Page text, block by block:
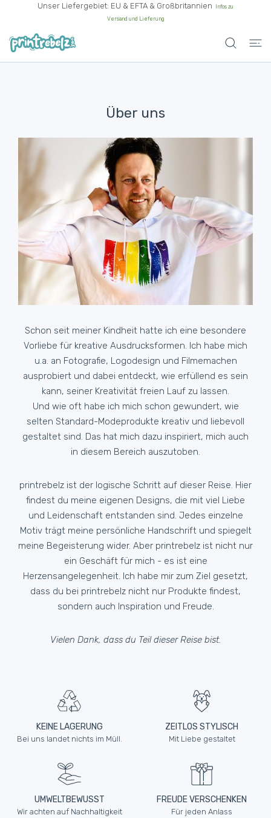
Unser Liefergebiet: EU & EFTA & Großbritannien
Infos zu
Versand und Lieferung
Über uns
Schon seit meiner Kindheit hatte ich eine besondere
Vorliebe für kreative Ausdrucksformen. Ich habe mich
u.a. an Fotografie, Logodesign und Filmemachen
ausprobiert und dabei entdeckt, wie erfüllend es sein
kann, seiner Kreativität freien Lauf zu lassen.
Und wie oft habe ich mich schon gewundert, wie
selten Standard-Modeprodukte kreativ und liebevoll
gestaltet sind. Das hat mich dazu inspiriert, mich auch
in diesem Bereich auszutoben.
printrebelz ist der logische Schritt auf dieser Reise. Hier
findest du meine eigenen Designs, die mit viel Liebe
und Leidenschaft entstanden sind. Jedes einzelne
Motiv trägt meine persönliche Handschrift und spiegelt
meine Begeisterung wider. Aber printrebelz ist nicht nur
ein Geschäft für mich - es ist eine
Herzensangelegenheit. Ich habe mir zum Ziel gesetzt,
dass du bei printrebelz nicht nur Produkte findest,
sondern auch Inspiration und Freude.
Vielen Dank, dass du Teil dieser Reise bist.
KEINE LAGERUNG
Bei uns landet nichts im Müll.
ZEITLOS STYLISCH
Mit Liebe gestaltet
UMWELTBEWUSST
Wir achten auf Nachhaltigkeit
FREUDE VERSCHENKEN
Für jeden Anlass